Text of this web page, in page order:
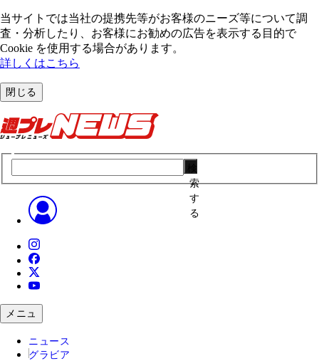
当サイトでは当社の提携先等がお客様のニーズ等について調
査・分析したり、お客様にお勧めの広告を表⽰する⽬的で
Cookie を使⽤する場合があります。
詳しくはこちら
閉じる
索
す
る
メニュ
ニュース
グラビア